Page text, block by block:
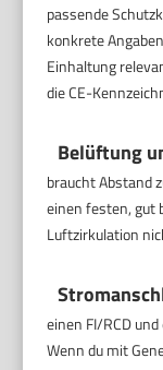
passende
konkrete
Einhaltung
die CE-
Belüftung
braucht Abstand
einen festen, gut
Luftzirkulation
einen FI/RCD
Wenn du mit